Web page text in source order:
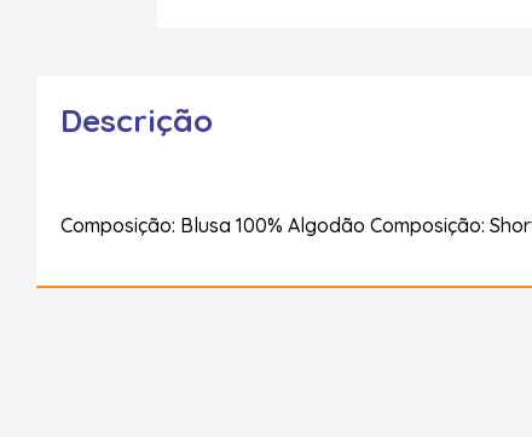
Descrição
Composição: Blusa 100% Algodão Composição: